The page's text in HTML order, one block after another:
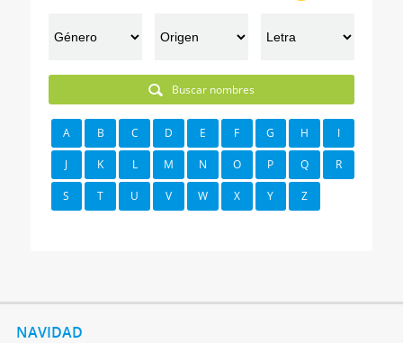
Buscar nombres
A B C D E F G H I
J K L M N O P Q R
S T U V W X Y Z
NAVIDAD